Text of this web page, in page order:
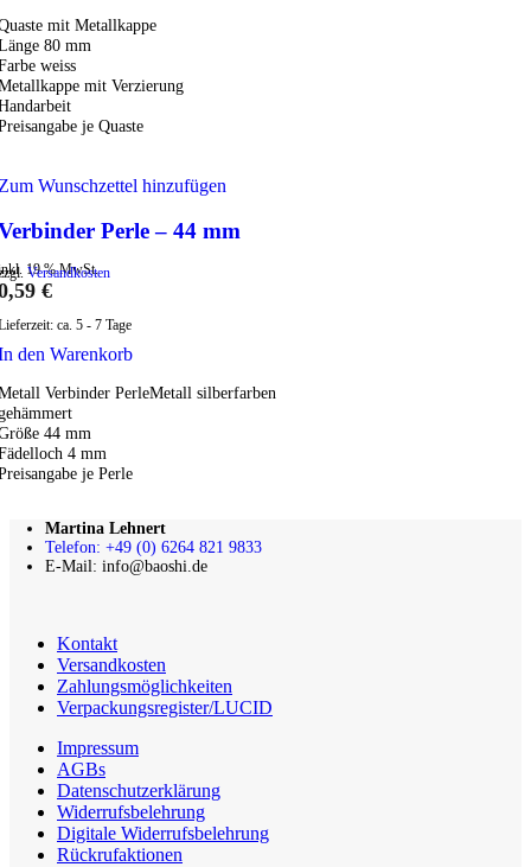
mit Metallkappe
80 mm
weiss
mit Verzierung
je Quaste
Wunschzettel hinzufügen
Perle – 44 mm
19 % MwSt.
Versandkosten
€
ca. 5 - 7 Tage
den Warenkorb
Verbinder PerleMetall silberfarben
44 mm
4 mm
je Perle
Martina Lehnert
Telefon: +49 (0) 6264 821 9833
E-Mail: info@baoshi.de
Kontakt
Versandkosten
Zahlungsmöglichkeiten
Verpackungsregister/LUCID
Impressum
AGBs
Datenschutzerklärung
Widerrufsbelehrung
Digitale Widerrufsbelehrung
Rückrufaktionen